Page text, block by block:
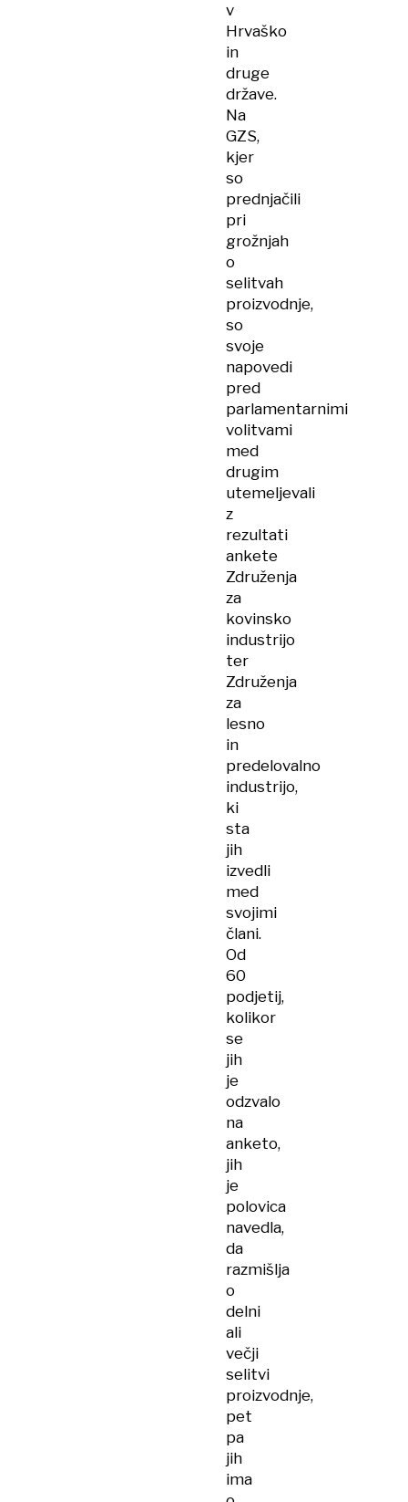
v
Hrvaško
in
druge
države.
Na
GZS,
kjer
so
prednjačili
pri
grožnjah
o
selitvah
proizvodnje,
so
svoje
napovedi
pred
parlamentarnimi
volitvami
med
drugim
utemeljevali
z
rezultati
ankete
Združenja
za
kovinsko
industrijo
ter
Združenja
za
lesno
in
predelovalno
industrijo,
ki
sta
jih
izvedli
med
svojimi
člani.
Od
60
podjetij,
kolikor
se
jih
je
odzvalo
na
anketo,
jih
je
polovica
navedla,
da
razmišlja
o
delni
ali
večji
selitvi
proizvodnje,
pet
pa
jih
ima